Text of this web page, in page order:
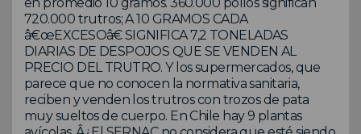
720.000 trutros; A 10 GRAMOS CADA
â€œEXCESOâ€ SIGNIFICA 7,2 TONELADAS
DIARIAS DE DESPOJOS QUE SE VENDEN AL
PRECIO DEL TRUTRO. Y los supermercados, que
parece que no conocen la normativa sanitaria,
reciben y venden los trutros con trozos de pata
muy sueltos de cuerpo. En Chile hay 9 plantas